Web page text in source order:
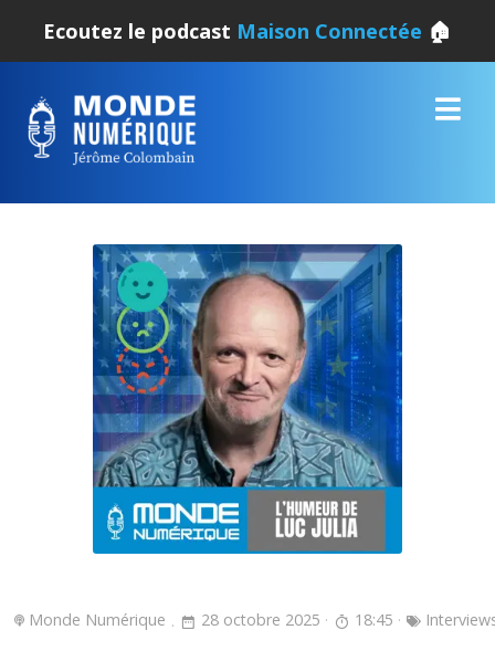
Ecoutez le podcast Maison Connectée 🏠
Monde Numérique 28 octobre 2025 18:45